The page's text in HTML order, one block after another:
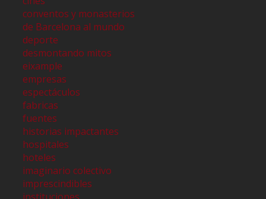
conventos y monasterios
de Barcelona al mundo
deporte
desmontando mitos
eixample
empresas
espectáculos
fabricas
fuentes
historias impactantes
hospitales
hoteles
imaginario colectivo
imprescindibles